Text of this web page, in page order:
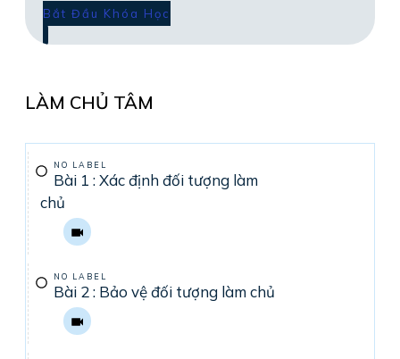
Bắt Đầu Khóa Học
LÀM CHỦ TÂM
NO LABEL
Bài 1 : Xác định đối tượng làm
chủ
NO LABEL
Bài 2 : Bảo vệ đối tượng làm chủ